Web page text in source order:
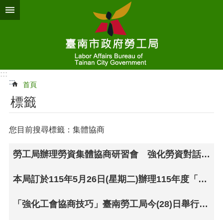
跳到主要內容區塊
:::
:::
首頁
標籤
您目前搜尋標籤：集體協商
勞工局辦理勞資集體協商研習會 強化勞資對話機制共創和諧勞動環境
本局訂於115年5月26日(星期二)辦理115年度「勞資集體協商研習會」(線上報名)
「強化工會協商技巧」臺南勞工局今(28)日舉行集體協商研習會，王局長勉勵「和諧勞資關係 永續企業經營」因應美國關稅影響政府提供勞工各項支持性協助方案